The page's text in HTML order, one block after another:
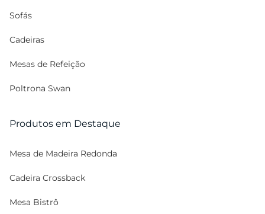
Sofás
Cadeiras
Mesas de Refeição
Poltrona Swan
Produtos em Destaque
Mesa de Madeira Redonda
Cadeira Crossback
Mesa Bistrô